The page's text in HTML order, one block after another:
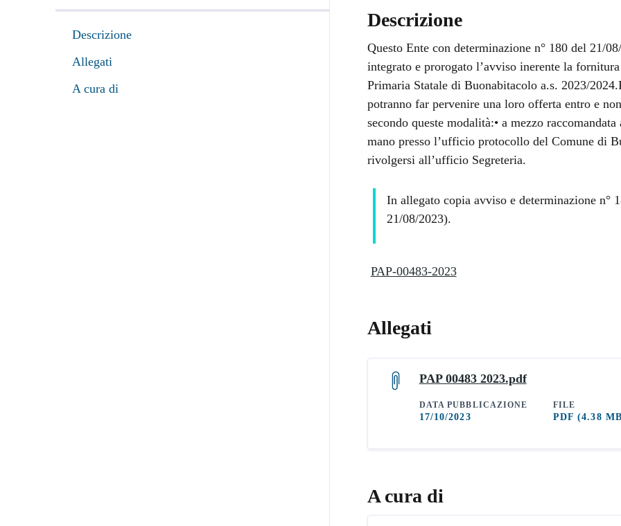
Descrizione
Allegati
A cura di
Descrizione
Questo Ente con determinazione n° 180 del 21/
integrato e prorogato l’avviso inerente la
Primaria Statale di Buonabitacolo a.s. 2023/
potranno far pervenire una loro offerta entro e
secondo queste modalità:• a mezzo
mano presso l’ufficio protocollo del Comune di
rivolgersi all’ufficio Segreteria.
In allegato copia avviso e determinazione n°
21/08/2023).
PAP-00483-2023
Allegati
PAP 00483 2023.pdf
DATA PUBBLICAZIONE
17/10/2023
FILE
PDF(4.38
A cura di